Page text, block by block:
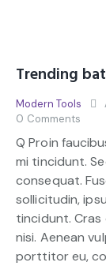
Trending
Modern Tools
0 Comments
Q Proin
mi tincidunt.
consequat.
sollicitudin,
tincidunt. Cras
nisi. Aenean
porttitor eu,